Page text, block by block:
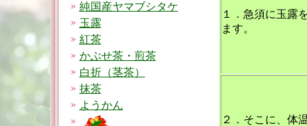
純国産ヤマブシタケ
玉露
紅茶
かぶせ茶・煎茶
白折（茎茶）
抹茶
ようかん
１．急須に玉露
ます。
２．そこに、体